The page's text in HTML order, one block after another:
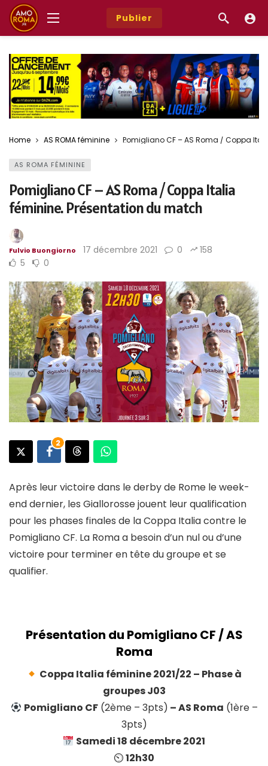
Publier
Home AS ROMA féminine Pomigliano CF – AS Roma / Coppa
AS ROMA FÉMININE
Pomigliano CF – AS Roma / Coppa Italia
féminine. Présentation du match
Fulvio Buongiorno 17 décembre 2021 0
158
5
0
2
Après leur victoire dans le derby de Rome le week-
end dernier, les Giallorosse jouent leur qualification
pour les phases finales de la Coppa Italia contre le
Pomigliano CF. La Roma a besoin d’un nul ou d’une
victoire pour terminer en tête du groupe et se
qualifier.
Présentation du Pomigliano CF / AS
Roma
Coppa Italia féminine 2021/22 – Phase à
groupes J03
Pomigliano CF(2ème – 3pts) –AS Roma (1ère –
3pts)
Samedi 18 décembre 2021
⏲12h30